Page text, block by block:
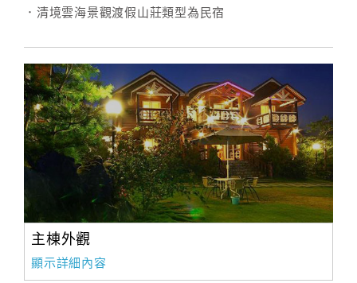
．清境雲海景觀渡假山莊類型為民宿
主棟外觀
顯示詳細內容